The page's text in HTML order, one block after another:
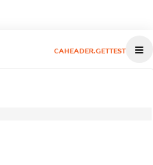
CAHEADER.GETTEST